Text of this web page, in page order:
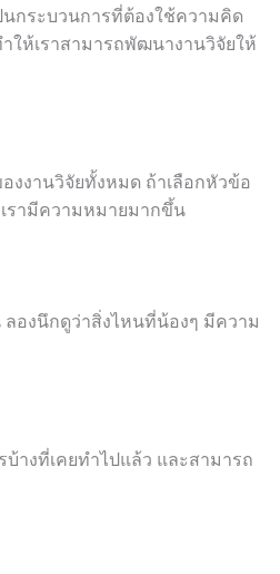
นกระบวนการที่ต้องใช้ความคิด
ให้เราสามารถพัฒนางานวิจัยให้
งงานวิจัยทั้งหมด ถ้าเลือกหัวข้อ
รามีความหมายมากขึ้น
องนึกดูว่าสิ่งไหนที่น้องๆ มีความ
างที่เคยทำไปแล้ว และสามารถ